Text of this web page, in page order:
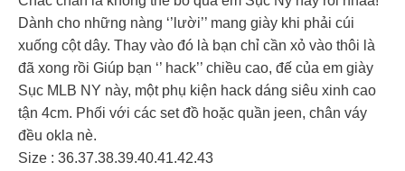
Dành cho những nàng ‘’lười’’ mang giày khi phải cúi
xuống cột dây. Thay vào đó là bạn chỉ cần xỏ vào thôi là
đã xong rồi Giúp bạn ‘’ hack’’ chiều cao, đế của em giày
Sục MLB NY này, một phụ kiện hack dáng siêu xinh cao
tận 4cm. Phối với các set đồ hoặc quần jeen, chân váy
đều okla nè.
Size : 36.37.38.39.40.41.42.43